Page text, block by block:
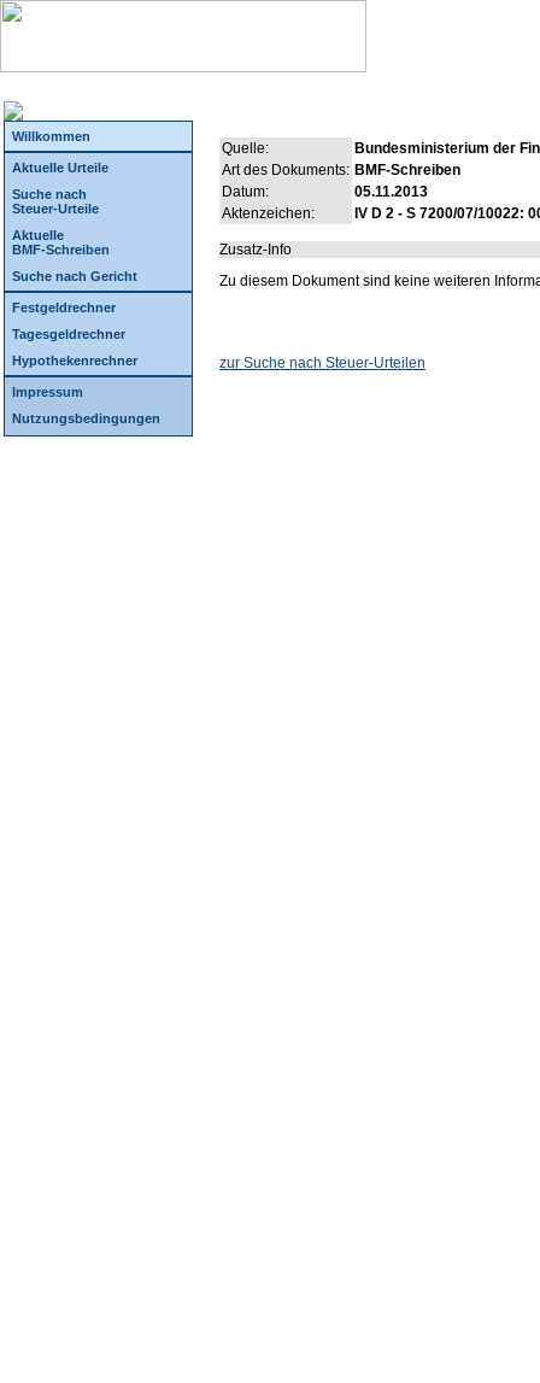
Willkommen
Aktuelle Urteile
Suche nach
Steuer-Urteile
Aktuelle
BMF-Schreiben
Suche nach Gericht
Festgeldrechner
Tagesgeldrechner
Hypothekenrechner
Impressum
Nutzungsbedingungen
Quelle:
Bundesministerium der
Art des Dokuments: BMF-Schreiben
Datum:
05.11.2013
Aktenzeichen:
IV D 2 - S 7200/07/10022:
Zusatz-Info
Zu diesem Dokument sind keine weiteren
zur Suche nach Steuer-Urteilen